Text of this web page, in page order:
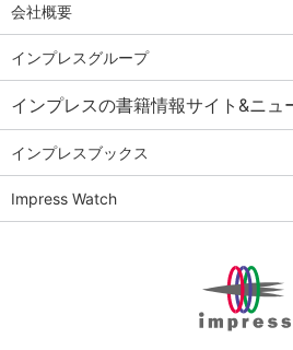
AI議事録作成術
Windows 11
Q&A
Teams踏み込み
活用術
Excel講師の仕事
術
会社概要
インプレスグループ
インプレスの書籍情報サイト&ニュ
インプレスブックス
Impress Watch